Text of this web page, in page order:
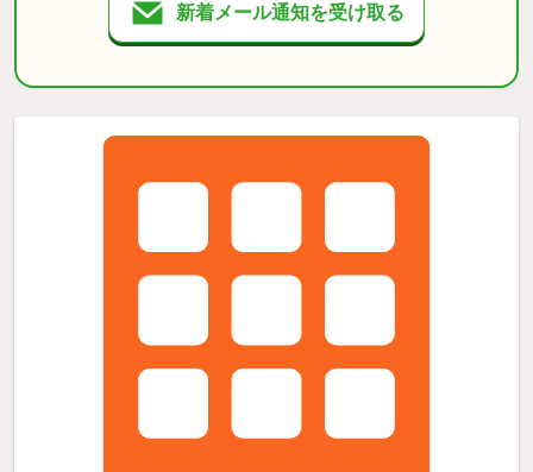
新着メール通知を受け取る